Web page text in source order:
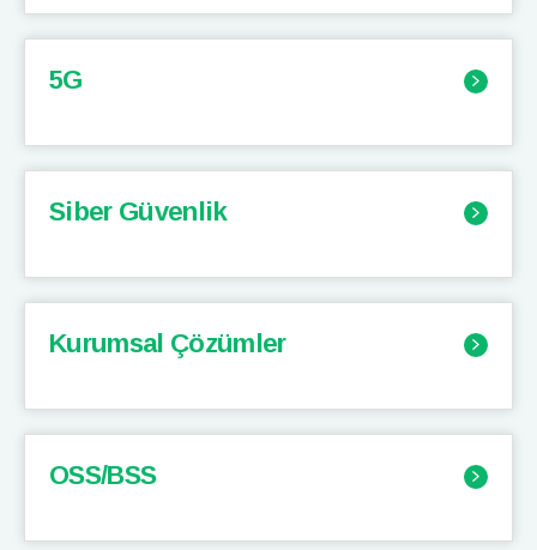
5G
Siber Güvenlik
Kurumsal Çözümler
OSS/BSS